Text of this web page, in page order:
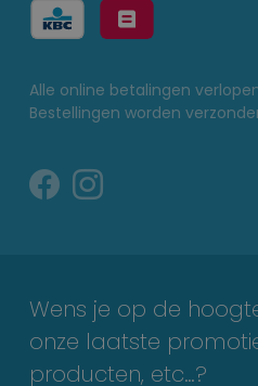
Alle online betalingen
Bestellingen worden
Wens je op de
onze laatste
producten, etc…?